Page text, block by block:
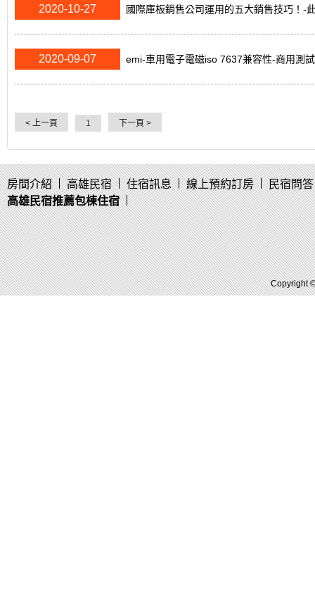
2020-10-27 國際庫板銷售公司運用的五大銷售技巧！-
2020-09-07 emi-車用電子電磁iso 7637兼容性-商用測
< 上一頁 1 下一頁 >
房間介紹 高雄民宿 住宿訊息 線上預約訂房
民宿問答
高雄民宿推薦包棟住宿
Copyright